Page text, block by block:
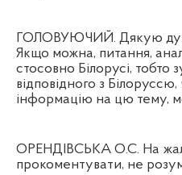
ГОЛОВУЮЧИЙ. Дякую
Якщо можна, питання,
стосовно Білорусі, тобто
відповідного з
інформацію на цю тему,
ОРЕНДІВСЬКА О.С. На
прокоментувати, не